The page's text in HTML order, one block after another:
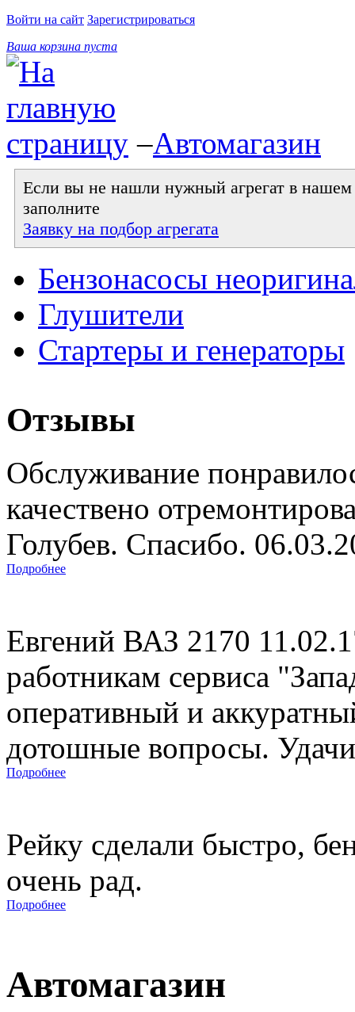
Войти на сайт Зарегистрироваться
Ваша корзина пуста
–Автомагазин
Если вы не нашли нужный агрегат в нашем
заполните
Заявку на подбор агрегата
Бензонасосы
Глушители
Стартеры и генераторы
Отзывы
Обслуживание
качествено
Голубев. Спасибо.
Подробнее
Евгений ВАЗ 2170
работникам сервиса
оперативный и
дотошные вопросы. Удачи
Подробнее
Рейку сделали быстро,
очень рад.
Подробнее
Автомагазин